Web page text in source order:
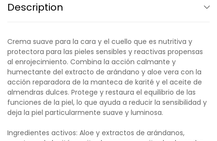
Description
Crema suave para la cara y el cuello que es nutritiva y
protectora para las pieles sensibles y reactivas propensas
al enrojecimiento. Combina la acción calmante y
humectante del extracto de arándano y aloe vera con la
acción reparadora de la manteca de karité y el aceite de
almendras dulces. Protege y restaura el equilibrio de las
funciones de la piel, lo que ayuda a reducir la sensibilidad y
deja la piel particularmente suave y luminosa.
Ingredientes activos: Aloe y extractos de arándanos,